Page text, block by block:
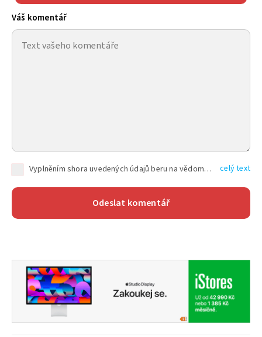
Váš komentář
Vyplněním shora uvedených údajů beru na vědomí, že společnost TEXT FACTORY s.r.o., sídlem Brno, Durďákova 336/29, Černá Pole, PSČ: 613 00, IČ: 06157831, zapsané u Krajského soudu v Brně, oddíl C, vložka 100399, bude zpracovávat mé osobní údaje uvedené v rámci mnou vyplněného registračního formuláře na základě oprávněných zájmů TEXT FACTORY s.r.o. dle čl. 6 odst. 1 písm. f) GDPR a pro splnění právních povinností (čl. 6 odst. 1 písm. c) GDPR), a to pro tyto účely: nezbytnost zajistit oprávnění návštěvníka webových stránek provozovaných společností TEXT FACTORY s.r.o. přispívat aktivně ke zveřejněným článkům nebo v rámci diskusních fór a výkon práv TEXT FACTORY s.r.o. jako administrátora těchto diskusních fór. Více informací o zpracování osobních údajů a právech lze nalézt v celý text